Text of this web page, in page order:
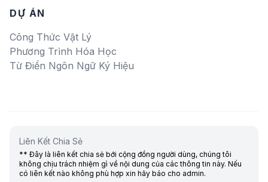
DỰ ÁN
Công Thức Vật Lý
Phương Trình Hóa Học
Từ Điển Ngôn Ngữ Ký Hiệu
Liên Kết Chia Sẻ
** Đây là liên kết chia sẻ bới cộng đồng người dùng, chúng tôi
không chịu trách nhiệm gì về nội dung của các thông tin này. Nếu
có liên kết nào không phù hợp xin hãy báo cho admin.